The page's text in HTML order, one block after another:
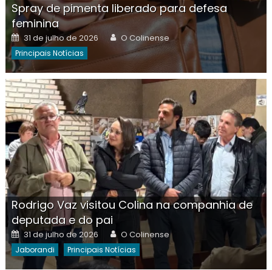
Spray de pimenta liberado para defesa
feminina
Posted
on
31 de julho de 2026 Author
O Colinense
Principais Notícias
Rodrigo Vaz visitou Colina na companhia de
deputada e do pai
Posted
on
31 de julho de 2026 Author
O Colinense
Jaborandi Principais Notícias